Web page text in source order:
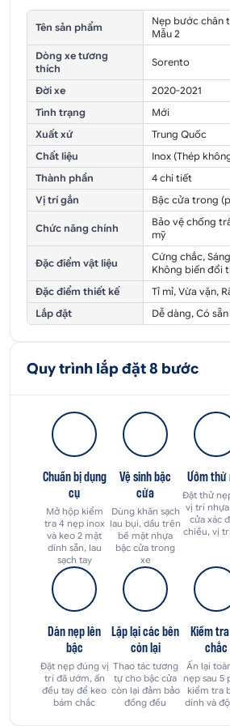
Tên sản phẩm
Nẹp bước chân
Mẫu 2
Dòng xe tương
thích
Sorento
Đời xe
2020-2021
Tình trạng
Mới
Xuất xứ
Trung Quốc
Chất liệu
Inox (Thép
Thành phần
4 chi tiết
Vị trí gắn
Bậc cửa trong
Chức năng chính
Bảo vệ chống
mỹ
Đặc điểm vật liệu
Cứng chắc,
Không biến đổi
Đặc điểm thiết kế
Tỉ mỉ, Vừa vặn,
Lắp đặt
Dễ dàng, Có
Quy trình lắp đặt 8 bước
Chuẩn bị dụng
cụ
Mở hộp kiểm
tra 4 nẹp inox
và keo 2 mặt
dính sẵn, lau
sạch tay
Vệ sinh bậc
cửa
Dùng khăn sạch
lau bụi, dầu trên
bề mặt nhựa
bậc cửa trong
xe
Ướm thử
Đặt thử
vị trí
cửa xác
chiều, vị
Dán nẹp lên
bậc
Đặt nẹp đúng vị
trí đã ướm, ấn
đều tay để keo
bám chắc
Lặp lại các bên
còn lại
Thao tác tương
tự cho bậc cửa
còn lại đảm bảo
đồng đều
Kiểm
chắc
Ấn lại
nẹp sau 5
kiểm tra
dính và